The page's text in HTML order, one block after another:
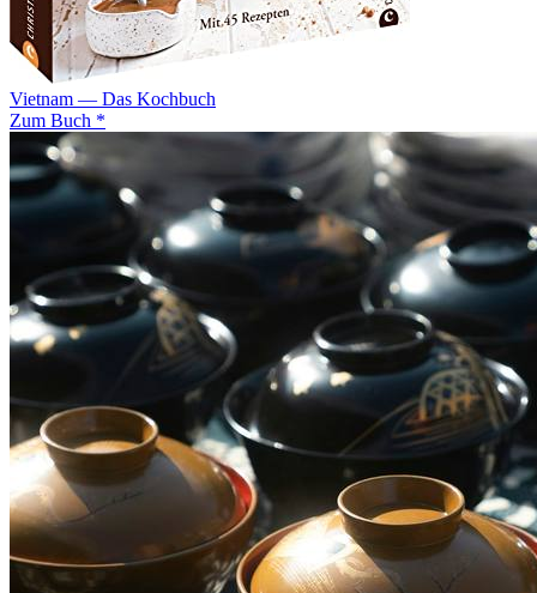
Vietnam — Das Kochbuch
Zum Buch *